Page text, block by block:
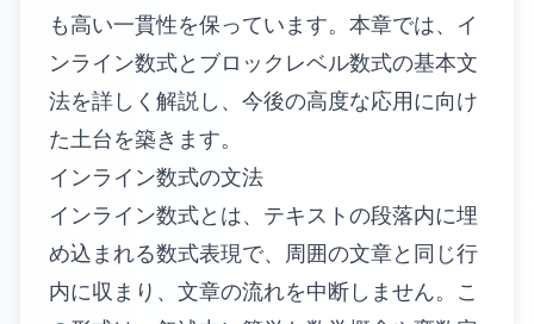
も高い一貫性を保っています。本章では、イ
ンライン数式とブロックレベル数式の基本文
法を詳しく解説し、今後の高度な応用に向け
た土台を築きます。
インライン数式の文法
インライン数式とは、テキストの段落内に埋
め込まれる数式表現で、周囲の文章と同じ行
内に収まり、文章の流れを中断しません。こ